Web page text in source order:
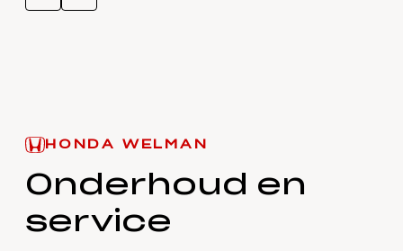
HONDA WELMAN
Onderhoud en
service